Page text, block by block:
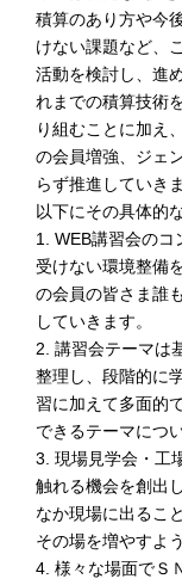
2026.2.11 講習
一般社団法人 日本
2026年3月18日に
建築技術者が知っ
詳細は、 コチラ
2026.2.6 本
公益社団法人 日本
事業として、会員
2026.3.11(水) ボ
た。当日は久保田
楽しんでいただけ
詳細はこちらへ
関西支部事務局ま
さい。
2026.1.29 本
大阪府都市整備部
1月23日(金) 渡邊
明のため大阪府
しました。建築全
会活動に関し、ご
積算のあり方や今
けない課題など、
活動を検討し、進
れまでの積算技術
り組むことに加え
の会員増強、ジェ
らず推進していきま
以下にその具体的
1. WEB講習会のコ
受けない環境整備
の会員の皆さま誰
していきます。
2. 講習会テーマは
整理し、段階的に
習に加えて多面的
できるテーマにつ
3. 現場見学会・工
触れる機会を創出
なか現場に出るこ
その場を増やすよ
4. 様々な場面でＳ